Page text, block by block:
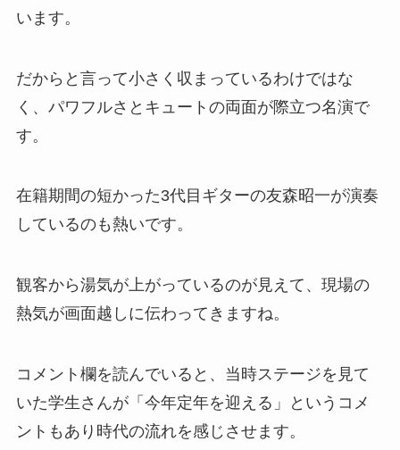
います。
だからと言って小さく収まっているわけではな
く、パワフルさとキュートの両面が際立つ名演で
す。
在籍期間の短かった3代目ギターの友森昭一が演奏
しているのも熱いです。
観客から湯気が上がっているのが見えて、現場の
熱気が画面越しに伝わってきますね。
コメント欄を読んでいると、当時ステージを見て
いた学生さんが「今年定年を迎える」というコメ
ントもあり時代の流れを感じさせます。